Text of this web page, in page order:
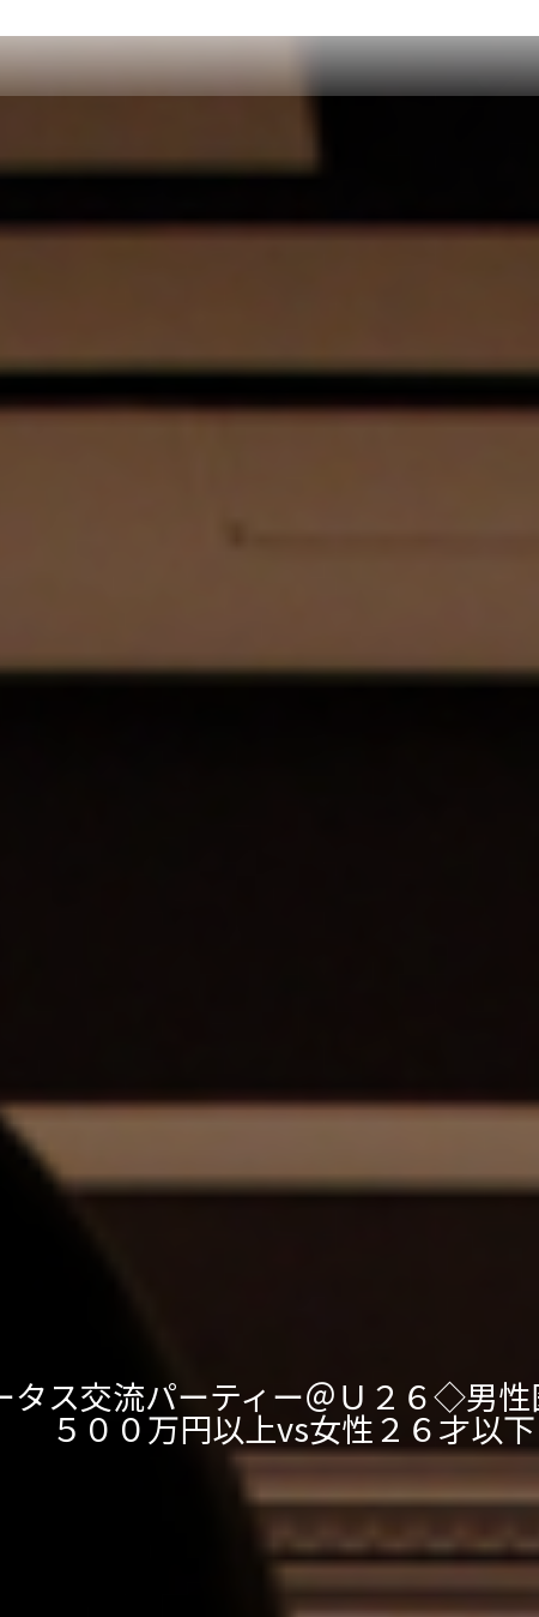
タス交流パーティー＠Ｕ２６◇男
５００万円以上vs女性２６才以下